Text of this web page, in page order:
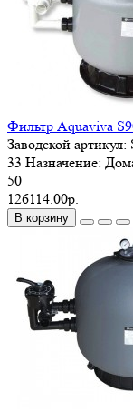
Фильтр Aquaviva
Заводской артикул:
33 Назначение:
50
126114.00р.
В корзину